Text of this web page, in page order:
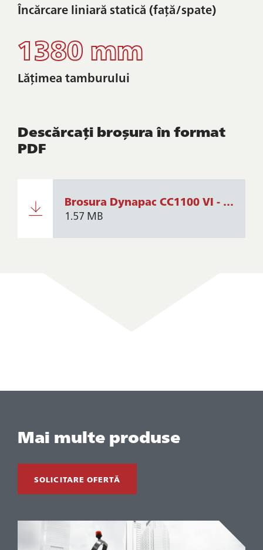
Încărcare liniară statică (față/spate)
1380 mm
Lățimea tamburului
Descărcați broșura în format
PDF
Brosura Dynapac CC1100 VI - CC1100C VI - CC1200 VI - CC1200C VI - CC1300 VI - CC1300C VI - CC1400 VI - CC1400C VI
1.57 MB
Mai multe produse
SOLICITARE OFERTĂ